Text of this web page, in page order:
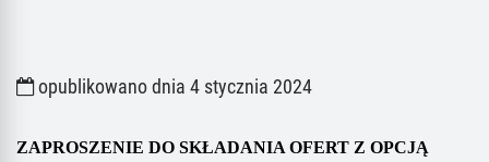
opublikowano dnia 4 stycznia 2024
ZAPROSZENIE DO SKŁADANIA OFERT Z OPCJĄ